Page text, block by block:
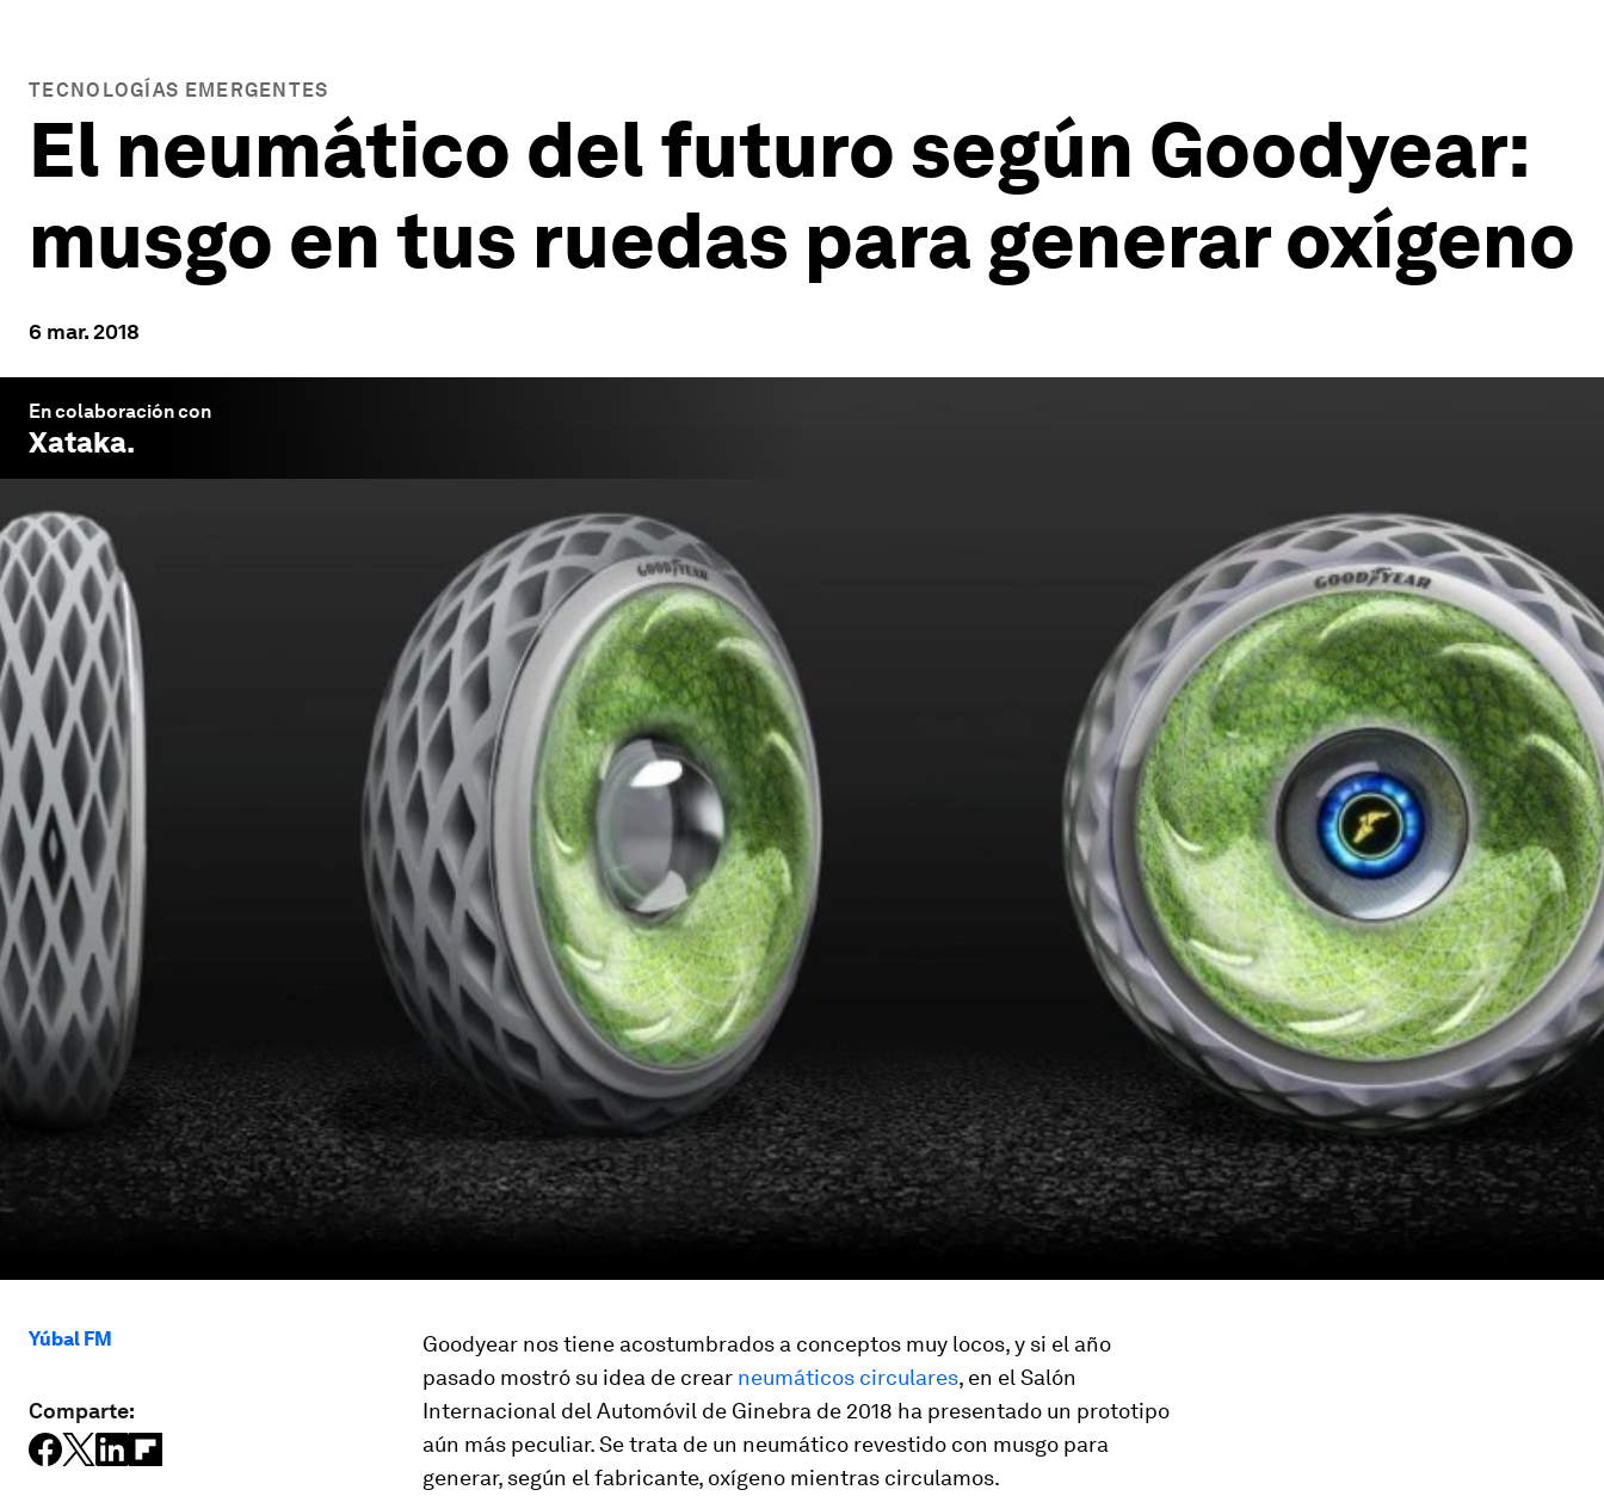
TECNOLOGÍAS EMERGENTES
El neumático del futuro según Goodyear:
musgo en tus ruedas para generar oxígeno
6 mar. 2018
En colaboración con
Xataka.
Yúbal FM
Comparte:
Goodyear nos tiene acostumbrados a conceptos muy locos, y si el año
pasado mostró su idea de crear neumáticos circulares, en el Salón
Internacional del Automóvil de Ginebra de 2018 ha presentado un prototipo
aún más peculiar. Se trata de un neumático revestido con musgo para
generar, según el fabricante, oxígeno mientras circulamos.